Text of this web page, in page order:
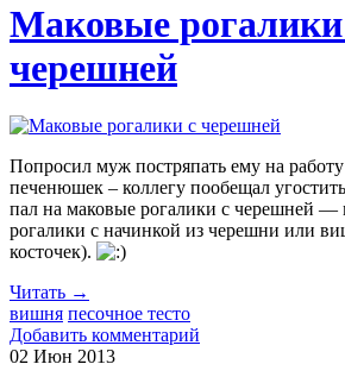
Маковые
черешней
Попросил муж постряпать ему на
печенюшек – коллегу пообещал
пал на маковые рогалики с черешней —
рогалики с начинкой из черешни или
косточек).
Читать →
вишня песочное тесто
Добавить комментарий
02 Июн 2013